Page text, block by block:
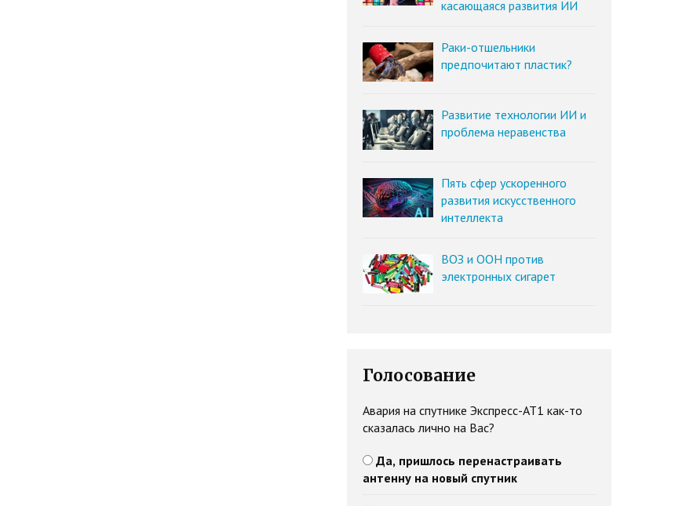
касающаяся развития ИИ
Раки-отшельники
предпочитают пластик?
Развитие технологии ИИ и
проблема неравенства
Пять сфер ускоренного
развития искусственного
интеллекта
ВОЗ и ООН против
электронных сигарет
Голосование
Авария на спутнике Экспресс-АТ1 как-то
сказалась лично на Вас?
Да, пришлось перенастраивать
антенну на новый спутник